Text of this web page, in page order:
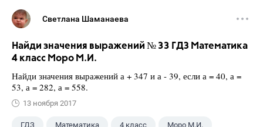
Светлана Шаманаева
Найди значения выражений № 33 ГДЗ Математика
4 класс Моро М.И.
Найди значения выражений а + 347 и а - 39, если а = 40, а =
53, а = 282, а = 558.
13 ноября 2017
ГДЗ Математика 4 класс Моро М.И.